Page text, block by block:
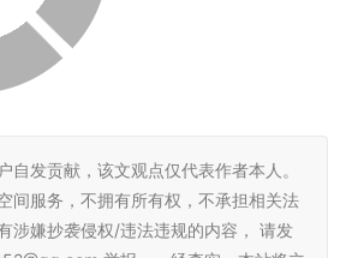
自发贡献，该文观点仅代表作者本人。
间服务，不拥有所有权，不承担相关法
涉嫌抄袭侵权/违法违规的内容， 请发